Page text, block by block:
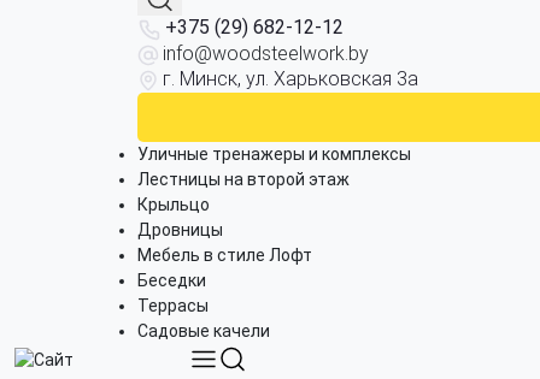
+375 (29) 682-12-12
info@woodsteelwork.by
г. Минск, ул. Харьковская 3а
Уличные тренажеры и комплексы
Лестницы на второй этаж
Крыльцо
Дровницы
Мебель в стиле Лофт
Беседки
Террасы
Садовые качели